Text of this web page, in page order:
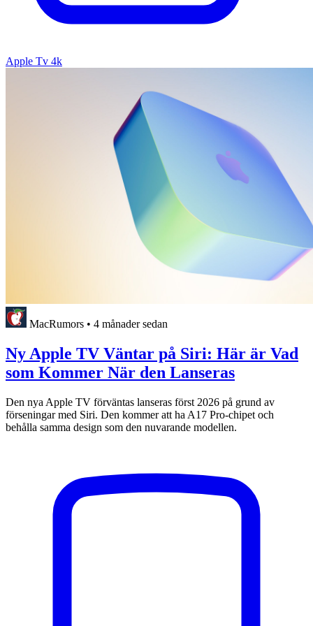
Apple Tv 4k
MacRumors • 4 månader sedan
Ny Apple TV Väntar på Siri: Här är Vad
som Kommer När den Lanseras
Den nya Apple TV förväntas lanseras först 2026 på grund av
förseningar med Siri. Den kommer att ha A17 Pro-chipet och
behålla samma design som den nuvarande modellen.